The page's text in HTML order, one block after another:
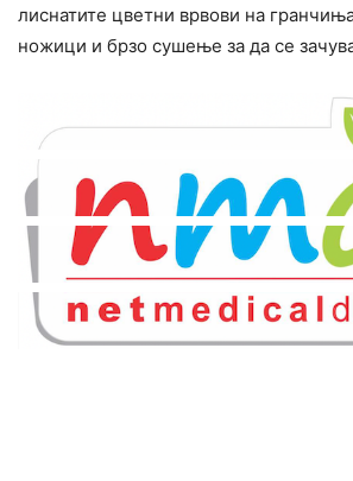
лиснатите цветни врвови на
ножици и брзо сушење за да се